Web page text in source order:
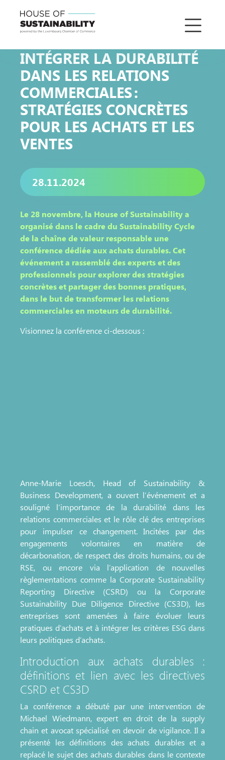
INTÉGRER LA DURABILITÉ
DANS LES RELATIONS
COMMERCIALES :
STRATÉGIES CONCRÈTES
POUR LES ACHATS ET LES
VENTES
28.11.2024
Le 28 novembre, la House of Sustainability a
organisé dans le cadre du Sustainability Cycle
de la chaîne de valeur responsable une
conférence dédiée aux achats durables. Cet
événement a rassemblé des experts et des
professionnels pour explorer des stratégies
concrètes et partager des bonnes pratiques,
dans le but de transformer les relations
commerciales en moteurs de durabilité.
Visionnez la conférence ci-dessous :
Anne-Marie Loesch, Head of Sustainability &
Business Development, a ouvert l’événement et a
souligné l’importance de la durabilité dans les
relations commerciales et le rôle clé des entreprises
pour impulser ce changement. Incitées par des
engagements volontaires en matière de
décarbonation, de respect des droits humains, ou de
RSE, ou encore via l’application de nouvelles
règlementations comme la Corporate Sustainability
Reporting Directive (CSRD) ou la Corporate
Sustainability Due Diligence Directive (CS3D), les
entreprises sont amenées à faire évoluer leurs
pratiques d’achats et à intégrer les critères ESG dans
leurs politiques d’achats.
Introduction aux achats durables :
définitions et lien avec les directives
CSRD et CS3D
La conférence a débuté par une intervention de
Michael Wiedmann, expert en droit de la supply
chain et avocat spécialisé en devoir de vigilance. Il a
présenté les définitions des achats durables et a
replacé le sujet des achats durables dans le contexte